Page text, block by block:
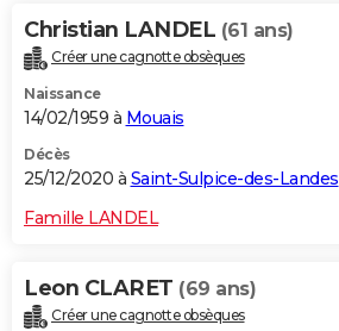
Christian LANDEL (61 ans)
Créer une cagnotte obsèques
Naissance
14/02/1959 à Mouais
Décès
25/12/2020 à Saint-Sulpice-des-Landes
Famille LANDEL
Leon CLARET (69 ans)
Créer une cagnotte obsèques